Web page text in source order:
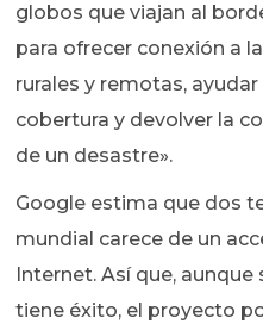
globos que viajan al
para ofrecer conexión a
rurales y remotas,
cobertura y devolver la
de un desastre».
Google estima que dos
mundial carece de un
Internet. Así que,
tiene éxito, el proyecto